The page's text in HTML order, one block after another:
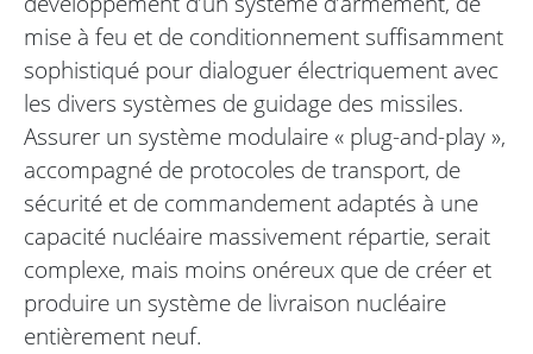
mise à feu et de conditionnement suffisamment
sophistiqué pour dialoguer électriquement avec
les divers systèmes de guidage des missiles.
Assurer un système modulaire « plug-and-play »,
accompagné de protocoles de transport, de
sécurité et de commandement adaptés à une
capacité nucléaire massivement répartie, serait
complexe, mais moins onéreux que de créer et
produire un système de livraison nucléaire
entièrement neuf.